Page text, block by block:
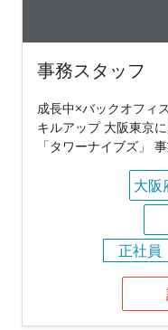
事務スタッフ
成長中×バックオフィ
キルアップ 大阪東京
「タワーナイブズ」
大阪
正社員